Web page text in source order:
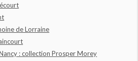
de Lorraine
: collection Prosper Morey